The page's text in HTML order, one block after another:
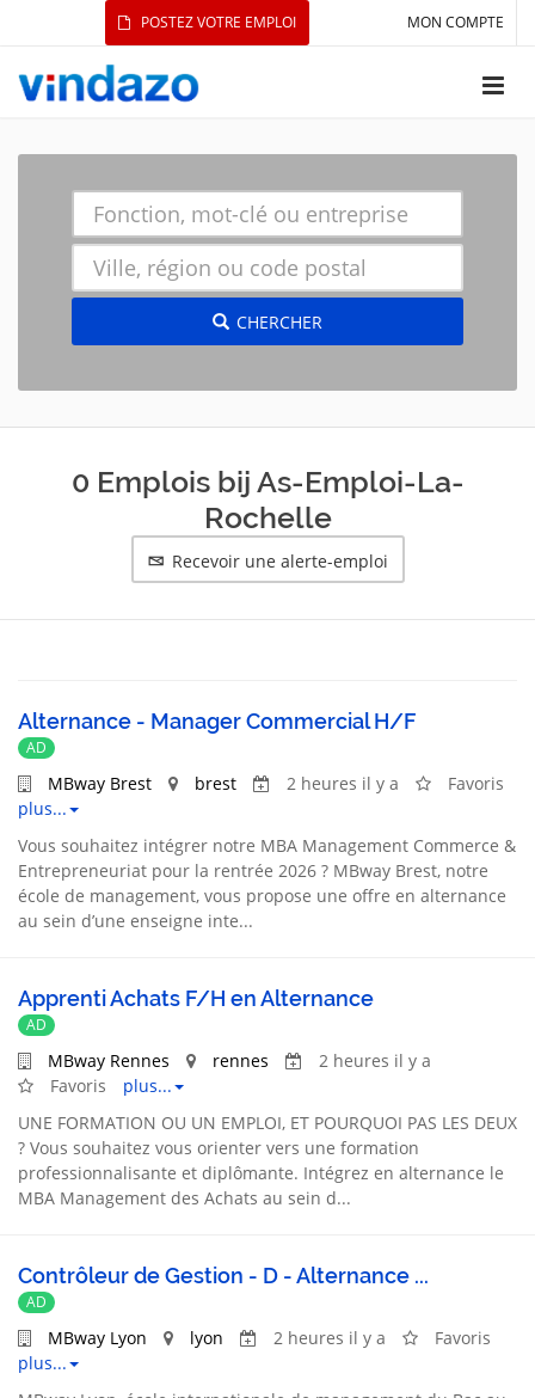
MON COMPTE
POSTEZ VOTRE EMPLOI
CHERCHER
0 Emplois bij As-Emploi-La-
Rochelle
Recevoir une alerte-emploi
Alternance - Manager Commercial H/F
AD
MBway Brest brest 2 heures il y a
Favoris
plus...
Vous souhaitez intégrer notre MBA Management Commerce &
Entrepreneuriat pour la rentrée 2026 ? MBway Brest, notre
école de management, vous propose une offre en alternance
au sein d’une enseigne inte...
Apprenti Achats F/H en Alternance
AD
MBway Rennes rennes
2 heures il y a
Favoris
plus...
UNE FORMATION OU UN EMPLOI, ET POURQUOI PAS LES DEUX
? Vous souhaitez vous orienter vers une formation
professionnalisante et diplômante. Intégrez en alternance le
MBA Management des Achats au sein d...
Contrôleur de Gestion - D - Alternance ...
AD
MBway Lyon lyon 2 heures il y a
Favoris
plus...